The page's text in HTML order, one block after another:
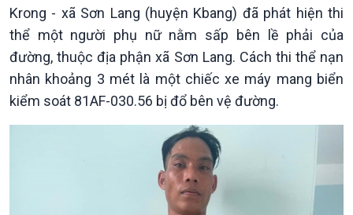
Thế giới
Tin thế giới
Vấn đề quốc tế
Hồ sơ sự kiện quốc tế
Thế giới & Việt Nam
Biên cương - Một dải vững
bền
Krong - xã Sơn Lang (huyện Kbang) đã phát hiện thi
thể một người phụ nữ nằm sấp bên lề phải của
đường, thuộc địa phận xã Sơn Lang. Cách thi thể nạn
nhân khoảng 3 mét là một chiếc xe máy mang biển
kiểm soát 81AF-030.56 bị đổ bên vệ đường.